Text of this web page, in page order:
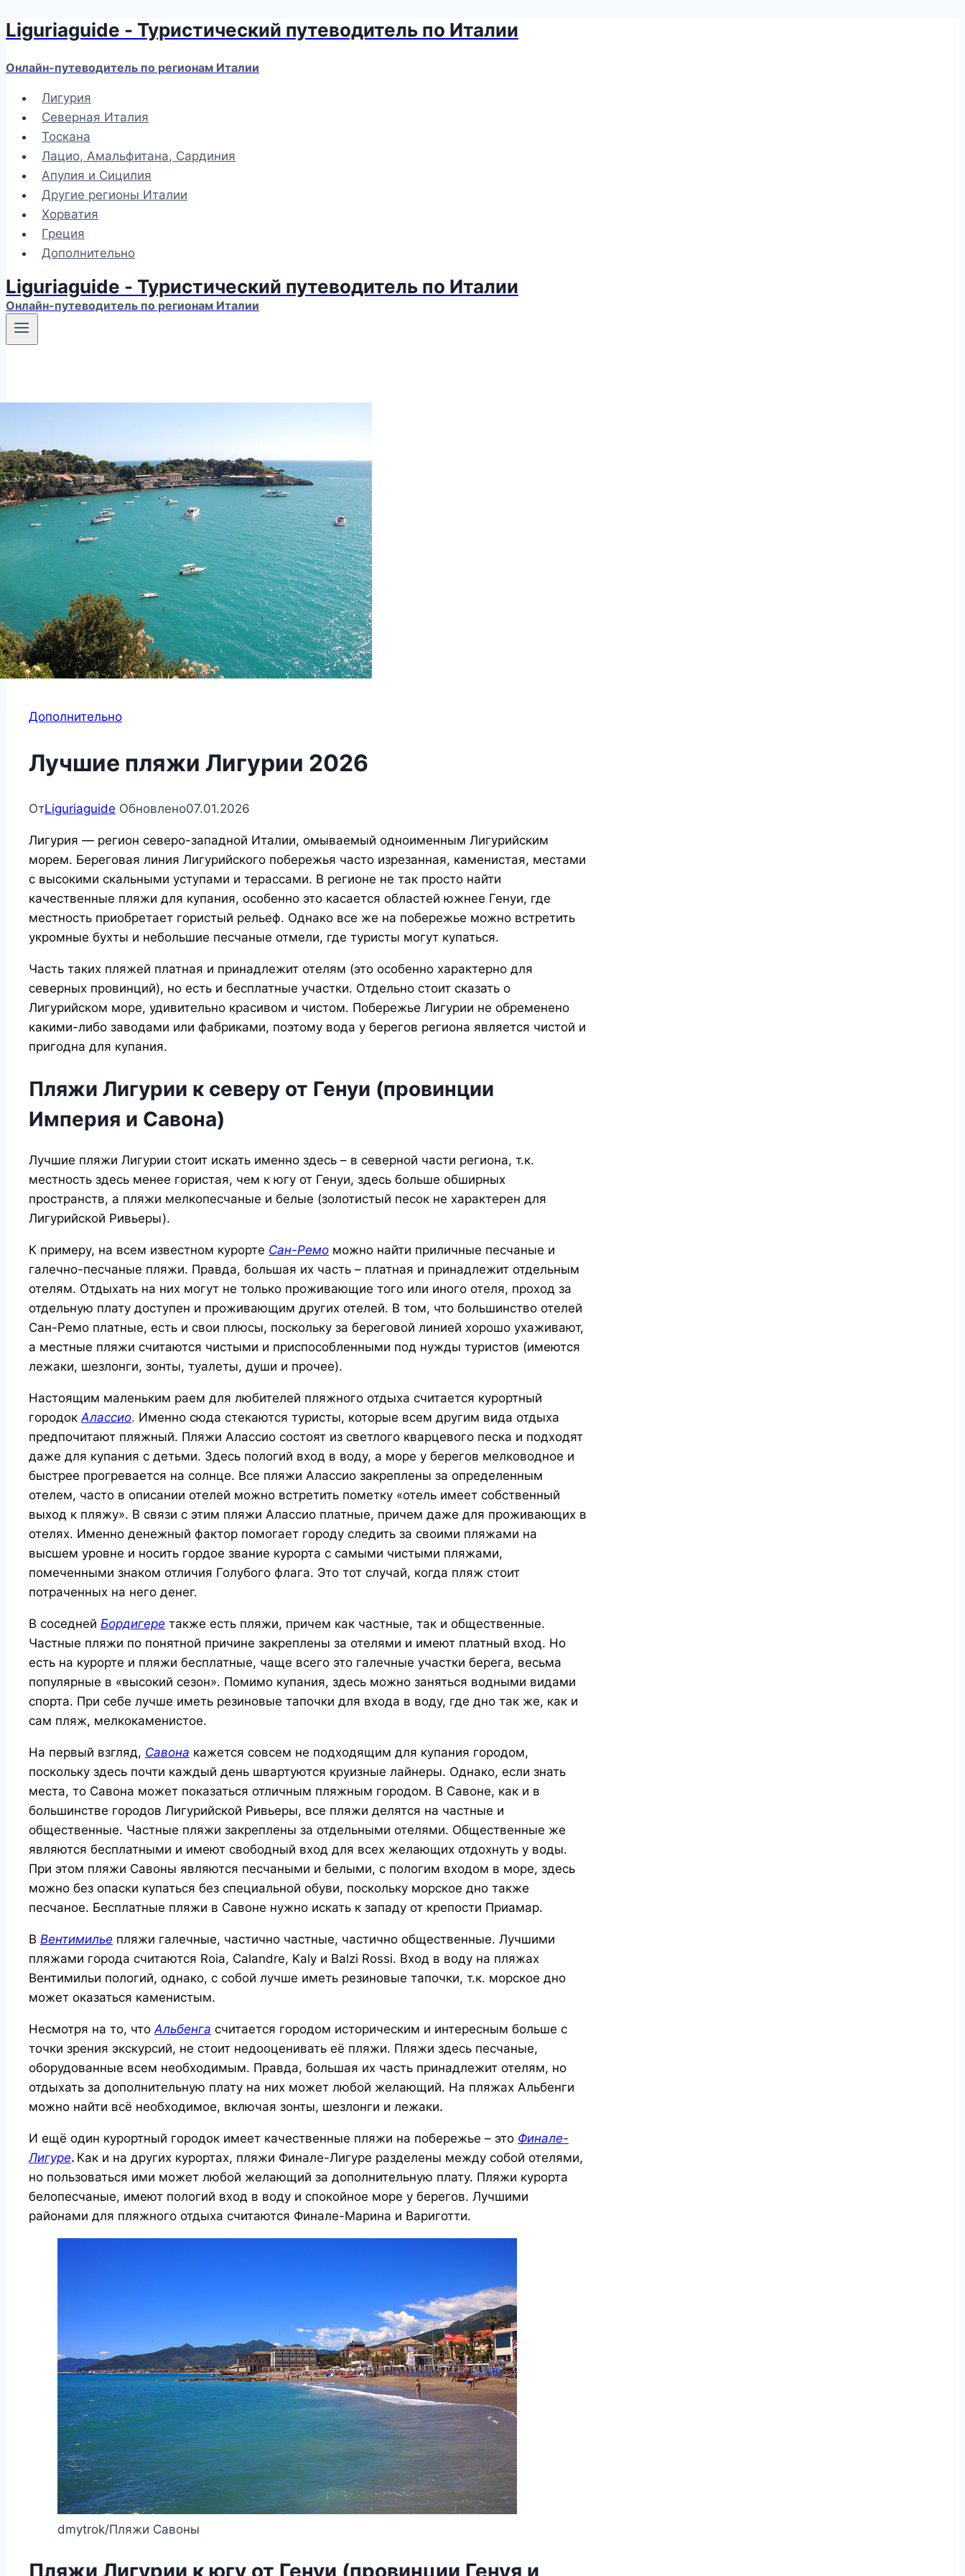
Перейти
содержимому
Liguriaguide - Туристический путеводитель по Италии
Онлайн-путеводитель по регионам Италии
Лигурия
Северная Италия
Тоскана
Лацио, Амальфитана, Сардиния
Апулия и Сицилия
Другие регионы Италии
Хорватия
Греция
Дополнительно
Liguriaguide - Туристический путеводитель по Италии
Онлайн-путеводитель по регионам Италии
Дополнительно
Лучшие пляжи Лигурии 2026
ОтLiguriaguide Обновлено07.01.2026
Лигурия — регион северо-западной Италии, омываемый одноименным Лигурийским
морем. Береговая линия Лигурийского побережья часто изрезанная, каменистая, местами
с высокими скальными уступами и терассами. В регионе не так просто найти
качественные пляжи для купания, особенно это касается областей южнее Генуи, где
местность приобретает гористый рельеф. Однако все же на побережье можно встретить
укромные бухты и небольшие песчаные отмели, где туристы могут купаться.
Часть таких пляжей платная и принадлежит отелям (это особенно характерно для
северных провинций), но есть и бесплатные участки. Отдельно стоит сказать о
Лигурийском море, удивительно красивом и чистом. Побережье Лигурии не обременено
какими-либо заводами или фабриками, поэтому вода у берегов региона является чистой и
пригодна для купания.
Пляжи Лигурии к северу от Генуи (провинции
Империя и Савона)
Лучшие пляжи Лигурии стоит искать именно здесь – в северной части региона, т.к.
местность здесь менее гористая, чем к югу от Генуи, здесь больше обширных
пространств, а пляжи мелкопесчаные и белые (золотистый песок не характерен для
Лигурийской Ривьеры).
К примеру, на всем известном курорте Сан-Ремо можно найти приличные песчаные и
галечно-песчаные пляжи. Правда, большая их часть – платная и принадлежит отдельным
отелям. Отдыхать на них могут не только проживающие того или иного отеля, проход за
отдельную плату доступен и проживающим других отелей. В том, что большинство отелей
Сан-Ремо платные, есть и свои плюсы, поскольку за береговой линией хорошо ухаживают,
а местные пляжи считаются чистыми и приспособленными под нужды туристов (имеются
лежаки, шезлонги, зонты, туалеты, души и прочее).
Настоящим маленьким раем для любителей пляжного отдыха считается курортный
городок Алассио. Именно сюда стекаются туристы, которые всем другим вида отдыха
предпочитают пляжный. Пляжи Алассио состоят из светлого кварцевого песка и подходят
даже для купания с детьми. Здесь пологий вход в воду, а море у берегов мелководное и
быстрее прогревается на солнце. Все пляжи Алассио закреплены за определенным
отелем, часто в описании отелей можно встретить пометку «отель имеет собственный
выход к пляжу». В связи с этим пляжи Алассио платные, причем даже для проживающих в
отелях. Именно денежный фактор помогает городу следить за своими пляжами на
высшем уровне и носить гордое звание курорта с самыми чистыми пляжами,
помеченными знаком отличия Голубого флага. Это тот случай, когда пляж стоит
потраченных на него денег.
В соседней Бордигере также есть пляжи, причем как частные, так и общественные.
Частные пляжи по понятной причине закреплены за отелями и имеют платный вход. Но
есть на курорте и пляжи бесплатные, чаще всего это галечные участки берега, весьма
популярные в «высокий сезон». Помимо купания, здесь можно заняться водными видами
спорта. При себе лучше иметь резиновые тапочки для входа в воду, где дно так же, как и
сам пляж, мелкокаменистое.
На первый взгляд, Савона кажется совсем не подходящим для купания городом,
поскольку здесь почти каждый день швартуются круизные лайнеры. Однако, если знать
места, то Савона может показаться отличным пляжным городом. В Савоне, как и в
большинстве городов Лигурийской Ривьеры, все пляжи делятся на частные и
общественные. Частные пляжи закреплены за отдельными отелями. Общественные же
являются бесплатными и имеют свободный вход для всех желающих отдохнуть у воды.
При этом пляжи Савоны являются песчаными и белыми, с пологим входом в море, здесь
можно без опаски купаться без специальной обуви, поскольку морское дно также
песчаное. Бесплатные пляжи в Савоне нужно искать к западу от крепости Приамар.
В Вентимилье пляжи галечные, частично частные, частично общественные. Лучшими
пляжами города считаются Roia, Calandre, Kaly и Balzi Rossi. Вход в воду на пляжах
Вентимильи пологий, однако, с собой лучше иметь резиновые тапочки, т.к. морское дно
может оказаться каменистым.
Несмотря на то, что Альбенга считается городом историческим и интересным больше с
точки зрения экскурсий, не стоит недооценивать её пляжи. Пляжи здесь песчаные,
оборудованные всем необходимым. Правда, большая их часть принадлежит отелям, но
отдыхать за дополнительную плату на них может любой желающий. На пляжах Альбенги
можно найти всё необходимое, включая зонты, шезлонги и лежаки.
И ещё один курортный городок имеет качественные пляжи на побережье – это Финале-
Лигуре. Как и на других курортах, пляжи Финале-Лигуре разделены между собой отелями,
но пользоваться ими может любой желающий за дополнительную плату. Пляжи курорта
белопесчаные, имеют пологий вход в воду и спокойное море у берегов. Лучшими
районами для пляжного отдыха считаются Финале-Марина и Вариготти.
dmytrok/Пляжи Савоны
Пляжи Лигурии к югу от Генуи (провинции Генуя и